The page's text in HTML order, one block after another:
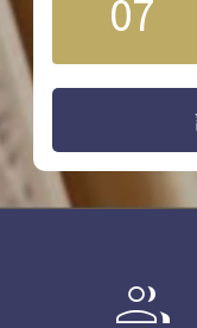
07
group